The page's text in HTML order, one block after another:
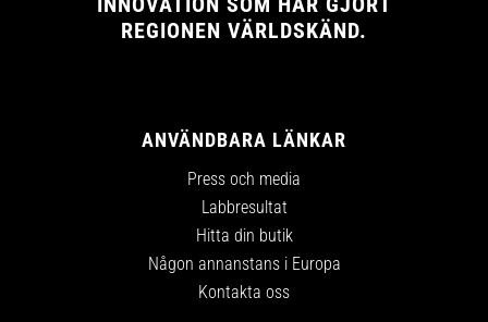
REGIONEN VÄRLDSKÄND.
ANVÄNDBARA LÄNKAR
Press och media
Labbresultat
Hitta din butik
Någon annanstans i Europa
Kontakta oss